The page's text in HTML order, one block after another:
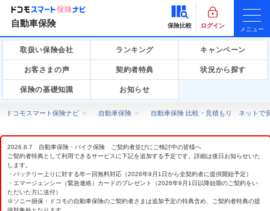
自動車保険 保険比較 ログイン
メニュー
取扱い保険会社 ランキング キャンペーン
お客さまの声 契約者特典 状況から探す
保険の基礎知識 お知らせ
ドコモスマート保険ナビ 自動車保険 自動車保険 比較・見積もり ネットで
2026.8.7 自動車保険・バイク保険 ご契約者並びにご検討中の皆様へ
ご契約者特典として利用できるサービスに下記を追加する予定です。詳細は後日お知らせいた
します。
・バッテリー上りに対する年一回無料対応（2026年9月1日から全契約者に提供開始予定）
・エマージェンシー（緊急連絡）カードのプレゼント（2026年9月1日以降始期のご契約をい
ただいた方に送付）
※ソニー損保・ドコモの自動車保険のご契約者さまは追加予定の特典含め、ご契約者特典の提